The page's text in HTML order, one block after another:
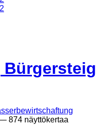
874 näyttökertaa